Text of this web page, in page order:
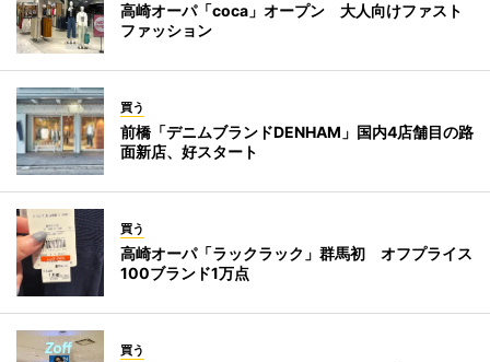
高崎オーパ「coca」オープン 大人向けファスト
ファッション
買う
前橋「デニムブランドDENHAM」国内4店舗目の路
面新店、好スタート
買う
高崎オーパ「ラックラック」群馬初 オフプライス
100ブランド1万点
買う